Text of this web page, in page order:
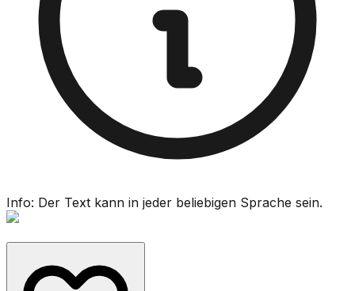
Info: Der Text kann in jeder beliebigen Sprache sein.